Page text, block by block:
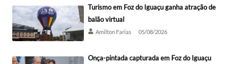
Turismo em Foz do Iguaçu ganha atração de
balão virtual
Amilton Farias 05/08/2026
Onça-pintada capturada em Foz do Iguaçu